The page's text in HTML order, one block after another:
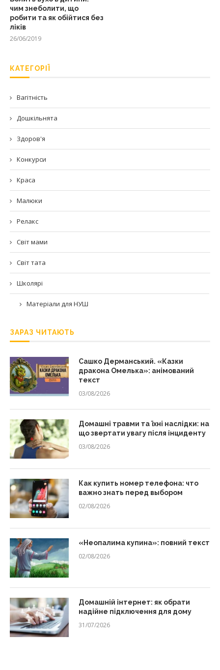
чим знеболити, що
робити та як обійтися без
ліків
26/06/2019
КАТЕГОРІЇ
Вагітність
Дошкільнята
Здоров'я
Конкурси
Краса
Малюки
Релакс
Світ мами
Світ тата
Школярі
Матеріали для НУШ
ЗАРАЗ ЧИТАЮТЬ
Сашко Дерманський. «Казки
дракона Омелька»: анімований
текст
03/08/2026
Домашні травми та їхні наслідки: на
що звертати увагу після інциденту
03/08/2026
Как купить номер телефона: что
важно знать перед выбором
02/08/2026
«Неопалима купина»: повний текст
02/08/2026
Домашній інтернет: як обрати
надійне підключення для дому
31/07/2026